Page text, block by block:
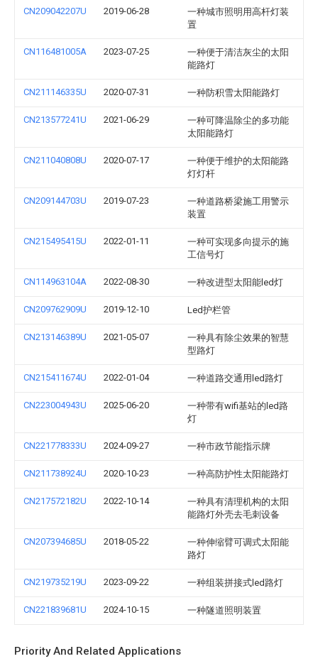
CN209042207U 2019-06-28
一种城市照明用高杆灯装
置
CN116481005A 2023-07-25
一种便于清洁灰尘的太阳
能路灯
CN211146335U 2020-07-31 一种防积雪太阳能路灯
CN213577241U 2021-06-29
一种可降温除尘的多功能
太阳能路灯
CN211040808U 2020-07-17
一种便于维护的太阳能路
灯灯杆
CN209144703U 2019-07-23
一种道路桥梁施工用警示
装置
CN215495415U 2022-01-11
一种可实现多向提示的施
工信号灯
CN114963104A 2022-08-30 一种改进型太阳能led灯
CN209762909U 2019-12-10 Led护栏管
CN213146389U 2021-05-07
一种具有除尘效果的智慧
型路灯
CN215411674U 2022-01-04 一种道路交通用led路灯
CN223004943U 2025-06-20
一种带有wifi基站的led路
灯
CN221778333U 2024-09-27 一种市政节能指示牌
CN211738924U 2020-10-23 一种高防护性太阳能路灯
CN217572182U 2022-10-14
一种具有清理机构的太阳
能路灯外壳去毛刺设备
CN207394685U 2018-05-22
一种伸缩臂可调式太阳能
路灯
CN219735219U 2023-09-22 一种组装拼接式led路灯
CN221839681U 2024-10-15 一种隧道照明装置
Priority And Related Applications